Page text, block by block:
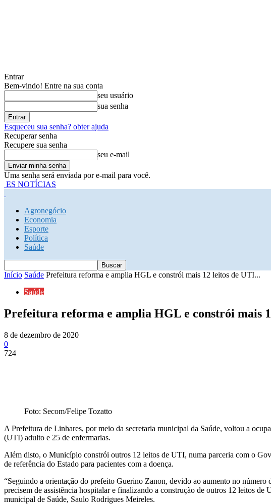
Entrar
Bem-vindo! Entre na sua conta
seu usuário
sua senha
Esqueceu sua senha? obter ajuda
Recuperar senha
Recupere sua senha
seu e-mail
Uma senha será enviada por e-mail para você.
ES NOTÍCIAS
Agronegócio
Economia
Esporte
Política
Saúde
Início Saúde Prefeitura reforma e amplia HGL e constrói mais 12 leitos de UTI...
Saúde
Prefeitura reforma e amplia HGL e constrói mais
8 de dezembro de 2020
0
724
Foto: Secom/Felipe Tozatto
A Prefeitura de Linhares, por meio da secretaria municipal da Saúde, voltou a
(UTI) adulto e 25 de enfermarias.
Além disto, o Município constrói outros 12 leitos de UTI, numa parceria com o
de referência do Estado para pacientes com a doença.
“Seguindo a orientação do prefeito Guerino Zanon, devido ao aumento no
precisem de assistência hospitalar e finalizando a construção de outros 12 leitos
municipal de Saúde, Saulo Rodrigues Meireles.